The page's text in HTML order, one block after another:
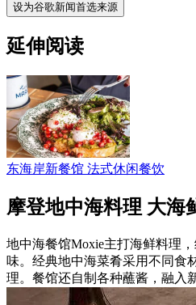
设为谷歌新闻首选来源
延伸阅读
东海岸新餐馆 法式休闲餐饮
摩登地中海料理 大海
地中海餐馆Moxie主打海鲜料理
味。经典地中海菜肴采用不同食
理。餐馆还自制各种蘸酱，融入